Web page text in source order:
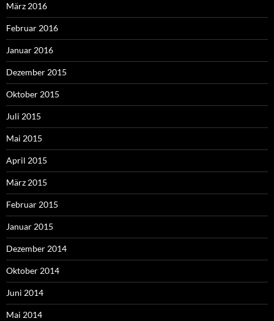
März 2016
Februar 2016
Januar 2016
Dezember 2015
Oktober 2015
Juli 2015
Mai 2015
April 2015
März 2015
Februar 2015
Januar 2015
Dezember 2014
Oktober 2014
Juni 2014
Mai 2014